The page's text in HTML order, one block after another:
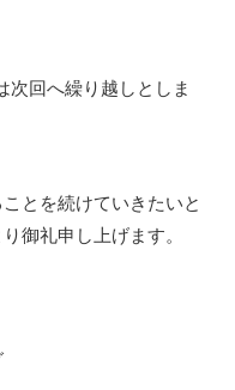
次回へ繰り越しとしま
とを続けていきたいと
御礼申し上げます。